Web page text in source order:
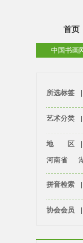
首页
中国书画
所选标签 |
艺术分类 |
地 区 |
河南省
拼音检索 |
协会会员 |